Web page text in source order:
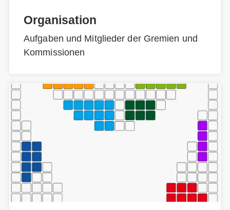
Organisation
Aufgaben und Mitglieder der Gremien und
Kommissionen